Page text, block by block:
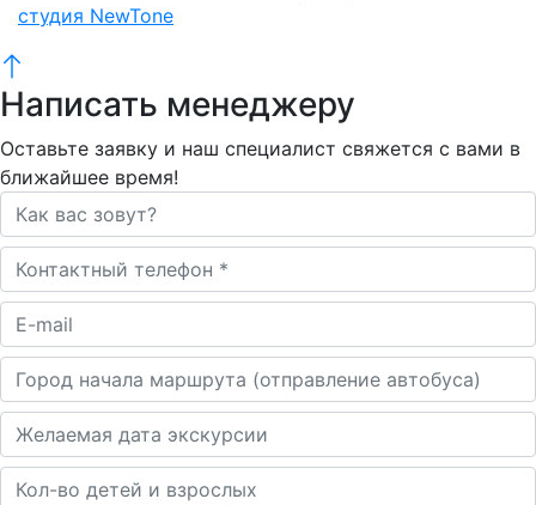
студия NewTone
Написать менеджеру
Оставьте заявку и наш специалист свяжется с вами в
ближайшее время!